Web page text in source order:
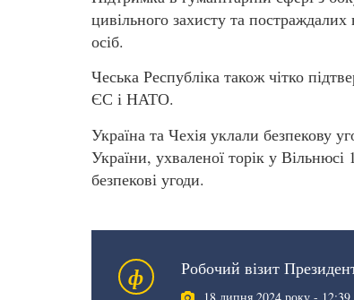
цивільного захисту та
осіб.
Чеська Республіка також чітко
ЄС і НАТО.
Україна та Чехія уклали безпекову
України, ухваленої торік у
безпекові угоди.
ф Робочий візит